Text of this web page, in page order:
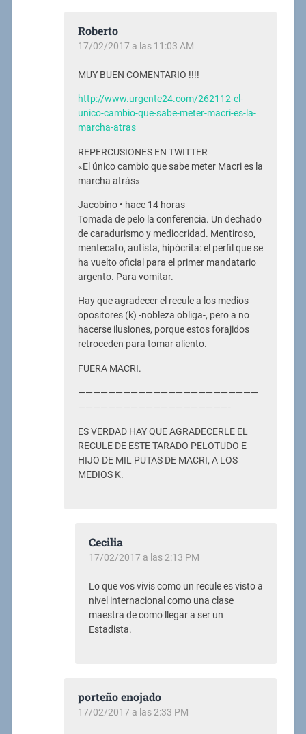
Roberto
17/02/2017 a las 11:03 AM
MUY BUEN COMENTARIO !!!!
http://www.urgente24.com/262112-el-
unico-cambio-que-sabe-meter-macri-es-la-
marcha-atras
REPERCUSIONES EN TWITTER
«El único cambio que sabe meter Macri es la
marcha atrás»
Jacobino • hace 14 horas
Tomada de pelo la conferencia. Un dechado
de caradurismo y mediocridad. Mentiroso,
mentecato, autista, hipócrita: el perfil que se
ha vuelto oficial para el primer mandatario
argento. Para vomitar.
Hay que agradecer el recule a los medios
opositores (k) -nobleza obliga-, pero a no
hacerse ilusiones, porque estos forajidos
retroceden para tomar aliento.
FUERA MACRI.
————————————————————————
————————————————————-
ES VERDAD HAY QUE AGRADECERLE EL
RECULE DE ESTE TARADO PELOTUDO E
HIJO DE MIL PUTAS DE MACRI, A LOS
MEDIOS K.
Cecilia
17/02/2017 a las 2:13 PM
Lo que vos vivis como un recule es visto a
nivel internacional como una clase
maestra de como llegar a ser un
Estadista.
porteño enojado
17/02/2017 a las 2:33 PM